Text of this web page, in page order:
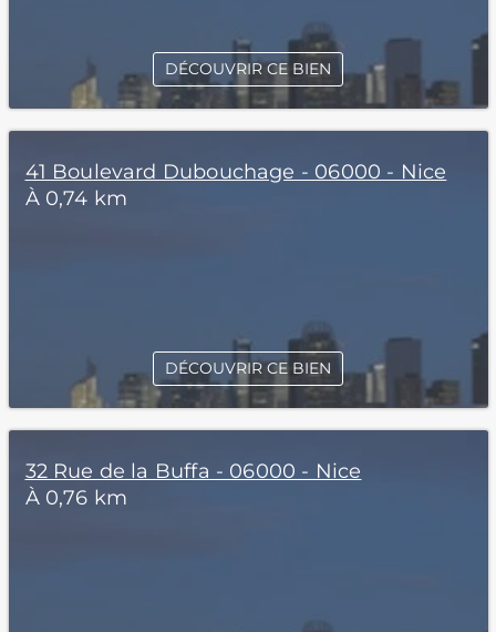
DÉCOUVRIR CE BIEN
41 Boulevard Dubouchage - 06000 - Nice
À 0,74 km
DÉCOUVRIR CE BIEN
32 Rue de la Buffa - 06000 - Nice
À 0,76 km